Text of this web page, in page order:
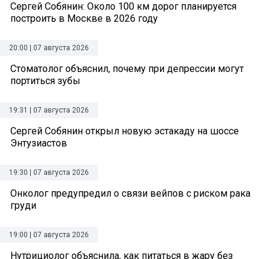
Сергей Собянин: Около 100 км дорог планируется
построить в Москве в 2026 году
20:00 | 07 августа 2026
Стоматолог объяснил, почему при депрессии могут
портиться зубы
19:31 | 07 августа 2026
Сергей Собянин открыл новую эстакаду на шоссе
Энтузиастов
19:30 | 07 августа 2026
Онколог предупредил о связи вейпов с риском рака
груди
19:00 | 07 августа 2026
Нутрициолог объяснила, как питаться в жару без